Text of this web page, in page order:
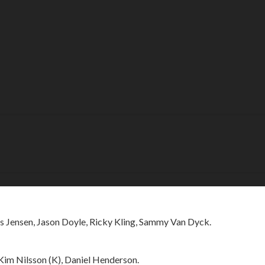
skogarna under torsdagskvällen när det är Dackarna
vann matchen med 48-42. Således har upplänningarna ett
Dessutom finns inte stjärnan Patryk Dudek med i
Mikael Teurnberg. Dessutom väljer gästernas lagledare
Jason Doyle, Ricky Kling, Sammy Van Dyck.
Nilsson (K), Daniel Henderson.